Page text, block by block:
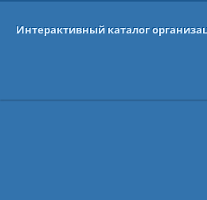
Интерактивный каталог